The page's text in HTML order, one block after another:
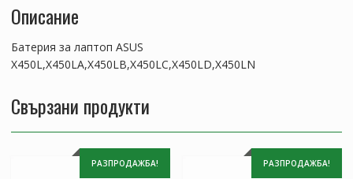
Описание
Батерия за лаптоп ASUS
X450L,X450LA,X450LB,X450LC,X450LD,X450LN
Свързани продукти
РАЗПРОДАЖБА! РАЗПРОДАЖБА!